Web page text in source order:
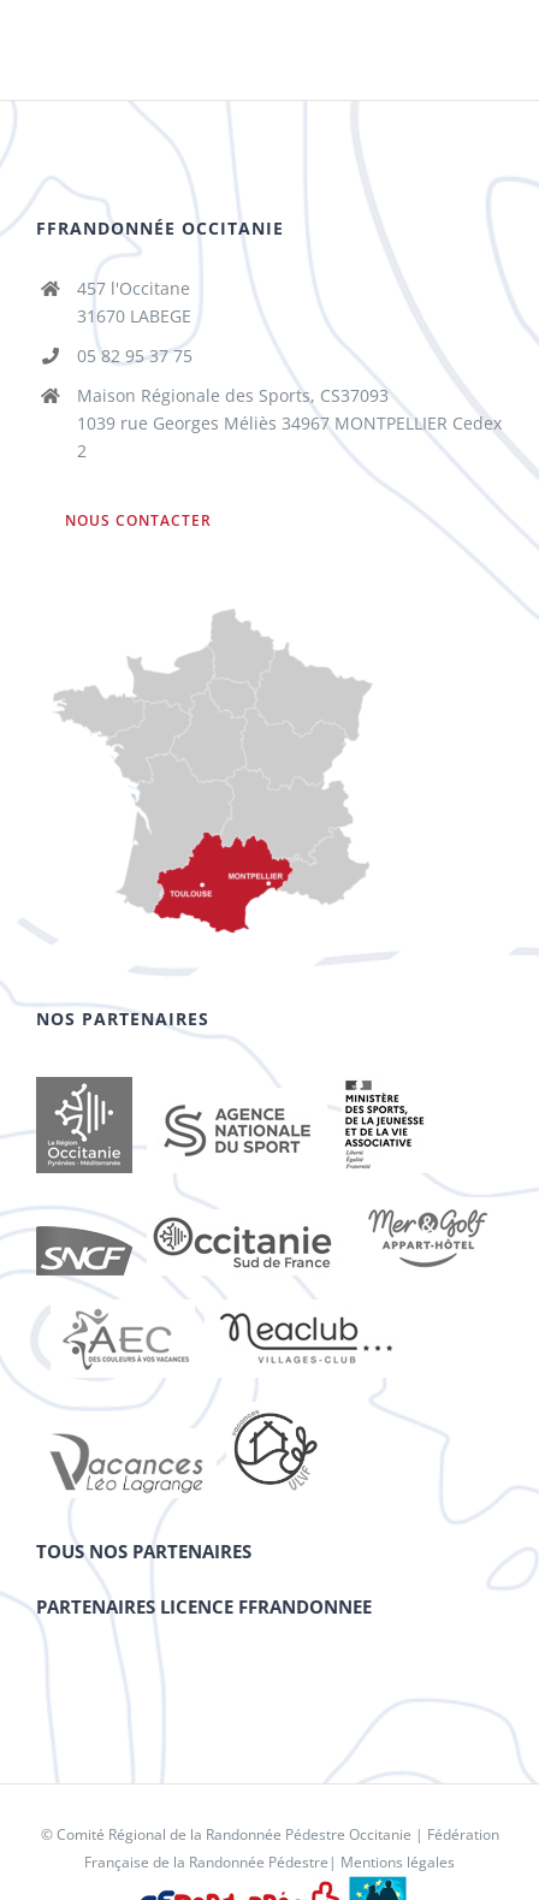
FFRANDONNÉE OCCITANIE
457 l'Occitane
31670 LABEGE
05 82 95 37 75
Maison Régionale des Sports, CS37093
1039 rue Georges Méliès 34967 MONTPELLIER Cedex
2
NOUS CONTACTER
NOS PARTENAIRES
TOUS NOS PARTENAIRES
PARTENAIRES LICENCE FFRANDONNEE
© Comité Régional de la Randonnée Pédestre Occitanie | Fédération
Française de la Randonnée Pédestre | Mentions légales